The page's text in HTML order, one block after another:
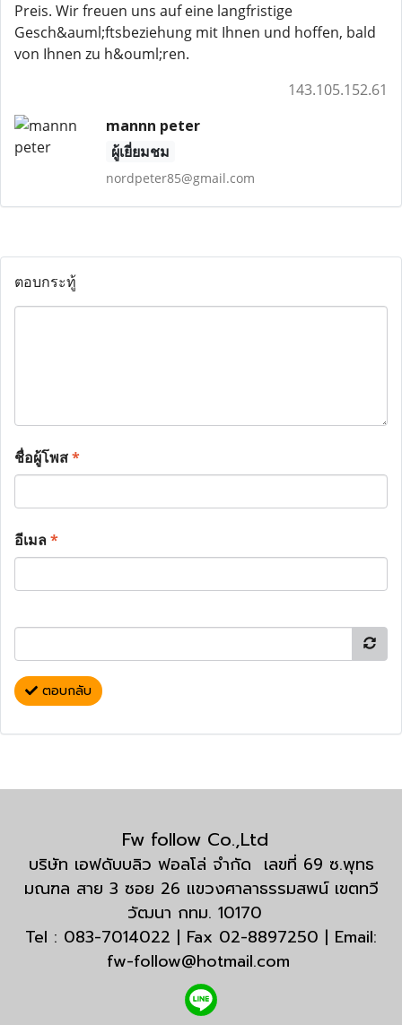
Preis. Wir freuen uns auf eine langfristige
Gesch&auml;ftsbeziehung mit Ihnen und hoffen, bald
von Ihnen zu h&ouml;ren.
143.105.152.61
mannn peter
ผู้เยี่ยมชม
nordpeter85@gmail.com
ตอบกระทู้
ชื่อผู้โพส*
อีเมล*
ตอบกลับ
Fw follow Co.,Ltd
บริษัท เอฟดับบลิว ฟอลโล่ จำกัด เลขที่ 69 ซ.พุทธ
มณฑล สาย 3 ซอย 26 แขวงศาลาธรรมสพน์ เขตทวี
วัฒนา กทม. 10170
Tel : 083-7014022 | Fax 02-8897250 | Email:
fw-follow@hotmail.com